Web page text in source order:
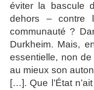
éviter la bascule
dehors – contre
communauté ?
Durkheim. Mais,
essentielle, non de
au mieux son
[…]. Que l’État